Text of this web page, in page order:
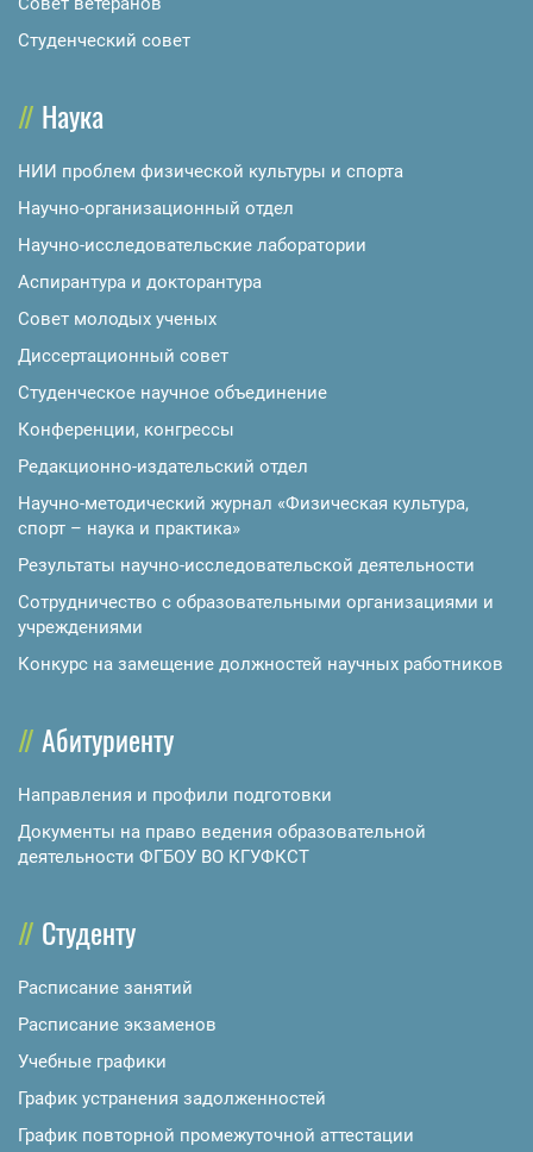
Студенческий совет
Наука
НИИ проблем физической культуры и спорта
Научно-организационный отдел
Научно-исследовательские лаборатории
Аспирантура и докторантура
Совет молодых ученых
Диссертационный совет
Студенческое научное объединение
Конференции, конгрессы
Редакционно-издательский отдел
Научно-методический журнал «Физическая культура,
спорт – наука и практика»
Результаты научно-исследовательской деятельности
Сотрудничество с образовательными организациями и
учреждениями
Конкурс на замещение должностей научных работников
Абитуриенту
Направления и профили подготовки
Документы на право ведения образовательной
деятельности ФГБОУ ВО КГУФКСТ
Студенту
Расписание занятий
Расписание экзаменов
Учебные графики
График устранения задолженностей
График повторной промежуточной аттестации